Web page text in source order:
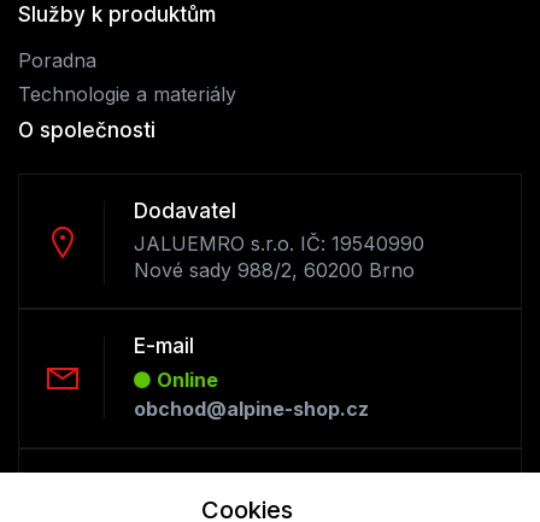
Služby k produktům
Poradna
Technologie a materiály
O společnosti
Dodavatel
JALUEMRO s.r.o. IČ: 19540990
Nové sady 988/2, 60200 Brno
E-mail
Online
obchod@alpine-shop.cz
Cookies